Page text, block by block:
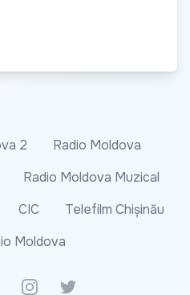
2
Radio Moldova
Radio Moldova Muzical
CIC
Telefilm Chișinău
Moldova
InstagramTwitter